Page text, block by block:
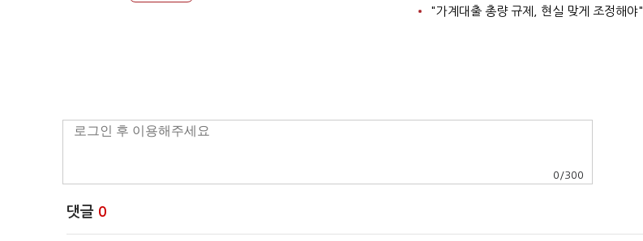
"가계대출 총량 규제, 현실 맞게 조정해야"
0 /300
댓글 0